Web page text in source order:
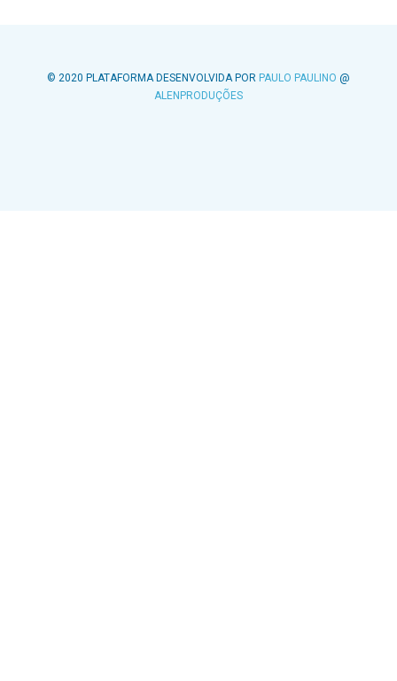
© 2020 PLATAFORMA DESENVOLVIDA POR PAULO PAULINO @
ALENPRODUÇÕES